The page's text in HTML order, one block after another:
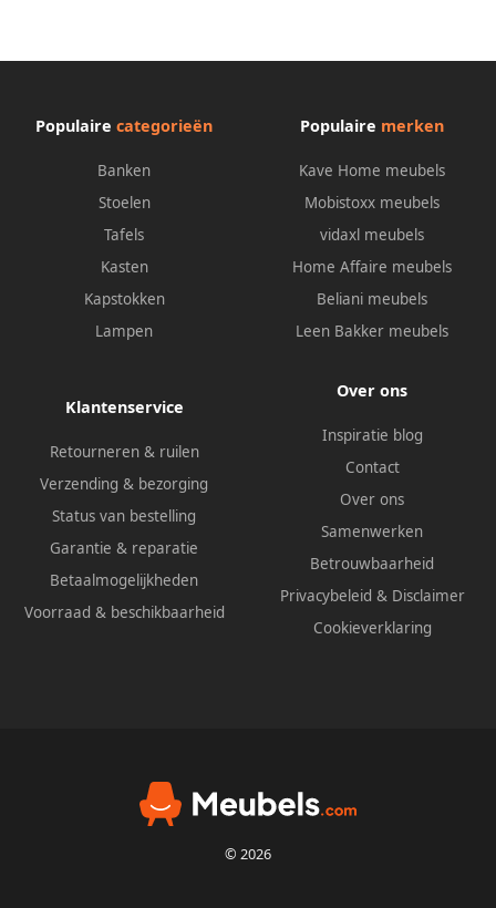
Populaire categorieën
Banken
Stoelen
Tafels
Kasten
Kapstokken
Lampen
Populaire merken
Kave Home meubels
Mobistoxx meubels
vidaxl meubels
Home Affaire meubels
Beliani meubels
Leen Bakker meubels
Klantenservice
Retourneren & ruilen
Verzending & bezorging
Status van bestelling
Garantie & reparatie
Betaalmogelijkheden
Voorraad & beschikbaarheid
Over ons
Inspiratie blog
Contact
Over ons
Samenwerken
Betrouwbaarheid
Privacybeleid & Disclaimer
Cookieverklaring
© 2026